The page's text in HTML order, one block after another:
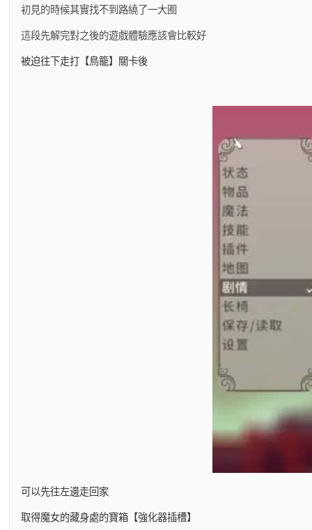
初見的時候其實找不到路繞了一大圈
這段先解完對之後的遊戲體驗應該會比較好
被迫往下走打【鳥籠】關卡後
可以先往左邊走回家
取得魔女的藏身處的寶箱【強化器插槽】